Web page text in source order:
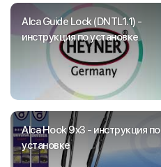
Alca Guide Lock (DNTL1.1) -
инструкция по установке
Alca Hook 9x3 - инструкция по
установке